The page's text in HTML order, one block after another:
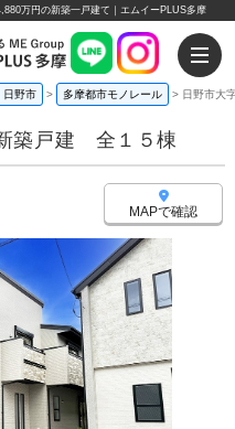
万円の新築一戸建て｜エムイーPLUS多摩
日野市 > 多摩都市モノレール > 日野市大
築戸建 全１５棟
MAPで確認